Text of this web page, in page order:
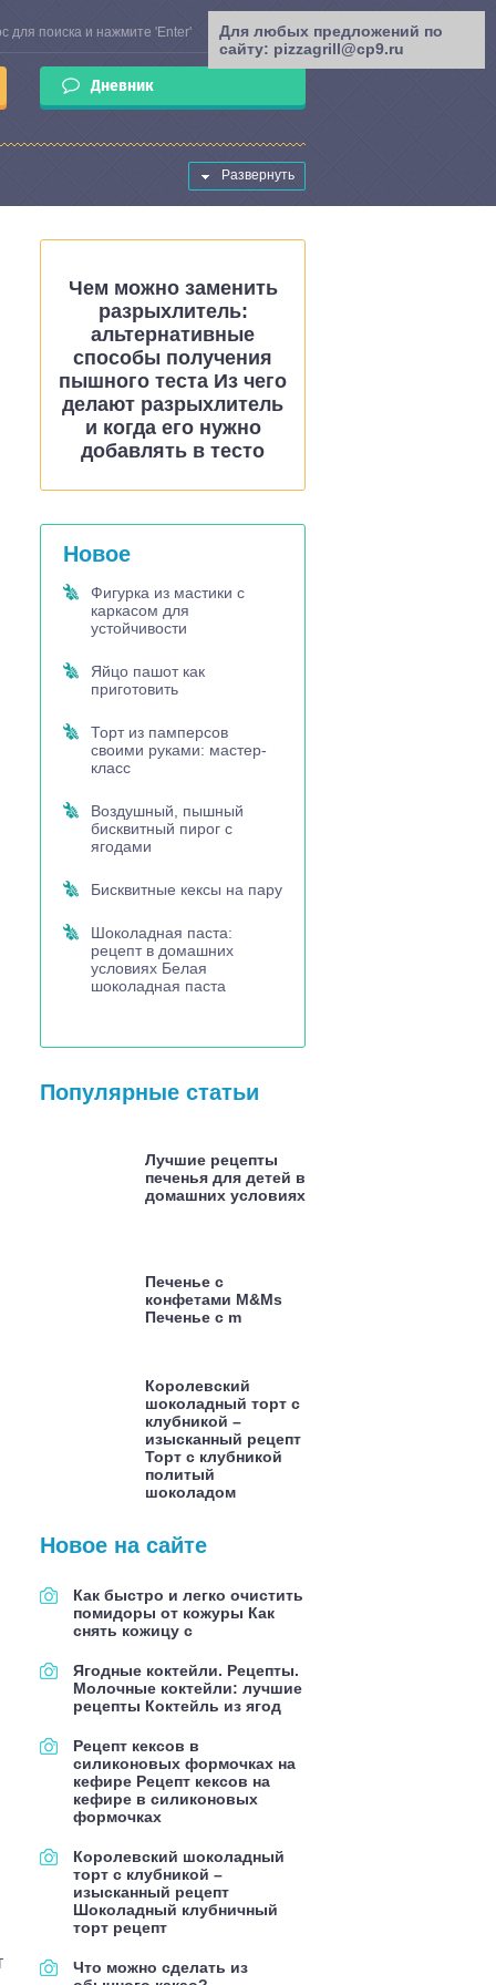
Дневник
Развернуть
Чем можно заменить
разрыхлитель:
альтернативные
способы получения
пышного теста Из чего
делают разрыхлитель
и когда его нужно
добавлять в тесто
Новое
Фигурка из мастики с
каркасом для
устойчивости
Яйцо пашот как
приготовить
Торт из памперсов
своими руками: мастер-
класс
Воздушный, пышный
бисквитный пирог с
ягодами
Бисквитные кексы на пару
Шоколадная паста:
рецепт в домашних
условиях Белая
шоколадная паста
Популярные статьи
Лучшие рецепты
печенья для детей в
домашних условиях
Печенье с
конфетами M&Ms
Печенье с m
Королевский
шоколадный торт с
клубникой –
изысканный рецепт
Торт с клубникой
политый
шоколадом
Новое на сайте
Как быстро и легко очистить
помидоры от кожуры Как
снять кожицу с
Ягодные коктейли. Рецепты.
Молочные коктейли: лучшие
рецепты Коктейль из ягод
Рецепт кексов в
силиконовых формочках на
кефире Рецепт кексов на
кефире в силиконовых
формочках
Королевский шоколадный
торт с клубникой –
изысканный рецепт
Шоколадный клубничный
торт рецепт
Что можно сделать из
Для любых предложений по
сайту: pizzagrill@cp9.ru